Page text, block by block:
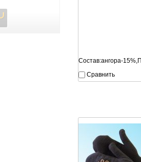
Состав:ангора-
Сравнить